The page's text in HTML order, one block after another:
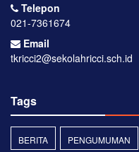
Telepon
021-7361674
Email
tkricci2@sekolahricci.sch.id
Tags
BERITA PENGUMUMAN